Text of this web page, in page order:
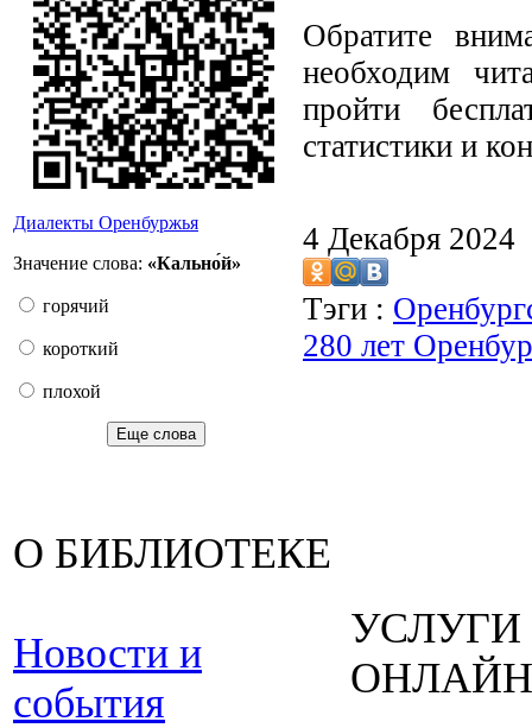
Диалекты Оренбуржья
Значение слова: «Кально́й»
горячий
короткий
плохой
Еще слова
Обратите
необходим
пройти
статистики и
4 Декабря
Тэги :
280 лет
О БИБЛИОТЕКЕ
Новости и
события
УСЛУГИ
ОНЛАЙН